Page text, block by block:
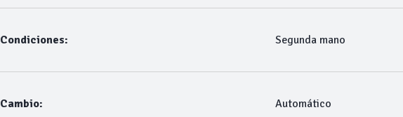
Condiciones: Segunda mano
Cambio: Automático